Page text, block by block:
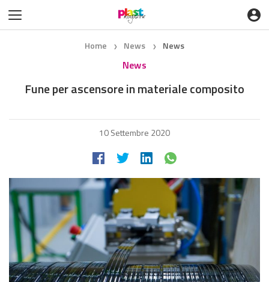
Home ❯ News ❯ News
News
Fune per ascensore in materiale composito
10 Settembre 2020